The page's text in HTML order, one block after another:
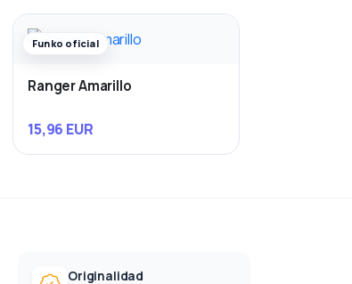
Funko oficial
Ranger Amarillo
15,96 EUR
Originalidad